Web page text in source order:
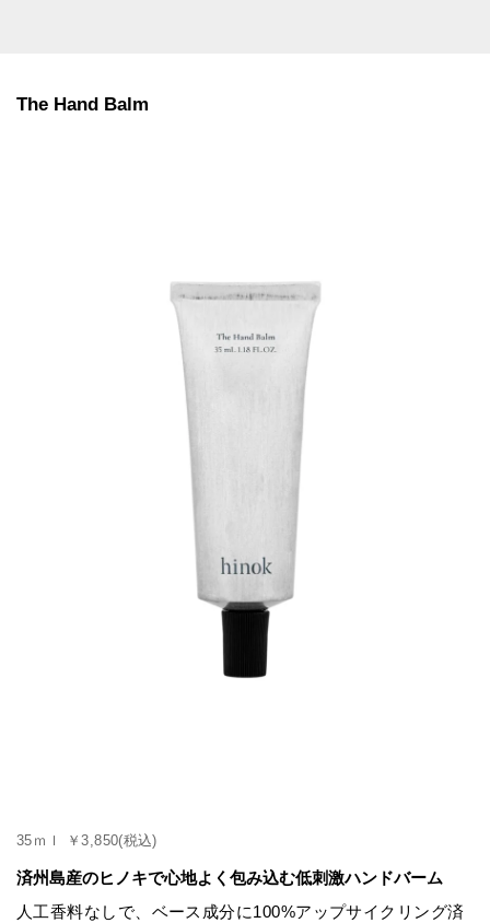
The Hand Balm
35ｍｌ ￥3,850(税込)
済州島産のヒノキで心地よく包み込む低刺激ハンドバーム
人工香料なしで、ベース成分に100%アップサイクリング済